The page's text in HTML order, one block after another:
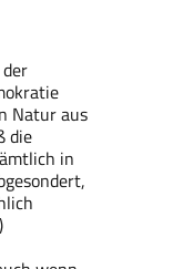
Natur aus
die
in